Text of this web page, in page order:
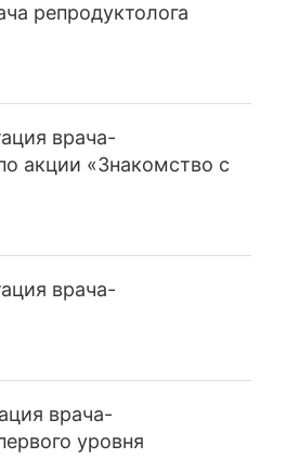
репродуктолога
врача-
акции «Знакомство с
врача-
врача-
уровня